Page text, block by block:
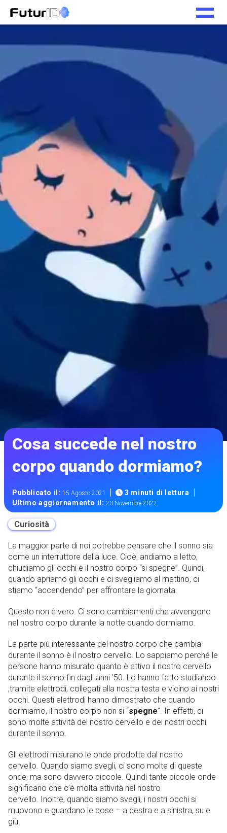
Cosa succede nel nostro
corpo quando dormiamo?
Pubblicato il:15 Agosto 2021 | 3 minuti di lettura |
Ultimo aggiornamento il:20 Novembre 2022
Curiosità
La maggior parte di noi potrebbe pensare che il sonno sia
come un interruttore della luce. Cioè, andiamo a letto,
chiudiamo gli occhi e il nostro corpo “si spegne”. Quindi,
quando apriamo gli occhi e ci svegliamo al mattino, ci
stiamo “accendendo” per affrontare la giornata.
Questo non è vero. Ci sono cambiamenti che avvengono
nel nostro corpo durante la notte quando dormiamo.
La parte più interessante del nostro corpo che cambia
durante il sonno è il nostro cervello. Lo sappiamo perché le
persone hanno misurato quanto è attivo il nostro cervello
durante il sonno fin dagli anni ’50. Lo hanno fatto studiando
,tramite elettrodi, collegati alla nostra testa e vicino ai nostri
occhi. Questi elettrodi hanno dimostrato che quando
dormiamo, il nostro corpo non si “spegne”. In effetti, ci
sono molte attività del nostro cervello e dei nostri occhi
durante il sonno.
Gli elettrodi misurano le onde prodotte dal nostro
cervello. Quando siamo svegli, ci sono molte di queste
onde, ma sono davvero piccole. Quindi tante piccole onde
significano che c’è molta attività nel nostro
cervello. Inoltre, quando siamo svegli, i nostri occhi si
muovono e guardano le cose – a destra e a sinistra, su e
giù.